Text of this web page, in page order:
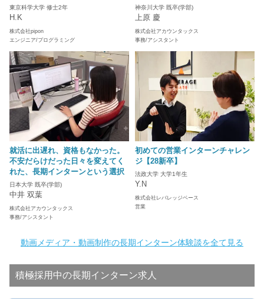
東京科学大学 修士2年
H.K
株式会社pipon
エンジニア/プログラミング
神奈川大学 既卒(学部)
上原 慶
株式会社アカウンタックス
事務/アシスタント
就活に出遅れ、資格もなかった。
不安だらけだった日々を変えてく
れた、長期インターンという選択
日本大学 既卒(学部)
中井 双葉
株式会社アカウンタックス
事務/アシスタント
初めての営業インターンチャレン
ジ【28新卒】
法政大学 大学1年生
Y.N
株式会社レバレッジベース
営業
動画メディア・動画制作の長期インターン体験談を全て見る
積極採用中の長期インターン求人